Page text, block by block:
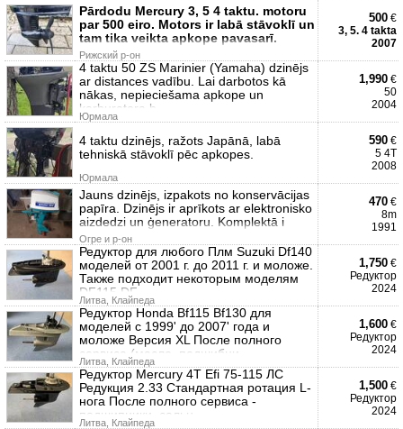
Pārdodu Mercury 3, 5 4 taktu. motoru
par 500 eiro. Motors ir labā stāvoklī un
tam tika veikta apkope pavasarī.
Рижский р-он
500 €
3, 5. 4 takta
2007
4 taktu 50 ZS Marinier (Yamaha) dzinējs
ar distances vadību. Lai darbotos kā
nākas, nepieciešama apkope un
karburatora b
Юрмала
1,990 €
50
2004
4 taktu dzinējs, ražots Japānā, labā
tehniskā stāvoklī pēc apkopes.
Юрмала
590 €
5 4T
2008
Jauns dzinējs, izpakots no konservācijas
papīra. Dzinējs ir aprīkots ar elektronisko
aizdedzi un ģeneratoru. Komplektā i
Огре и р-он
470 €
8m
1991
Редуктор для любого Плм Suzuki Df140
моделей от 2001 г. до 2011 г. и моложе.
Также подходит некоторым моделям
DF115 DF
Литва, Клайпеда
1,750 €
Редуктор
2024
Редуктор Honda Bf115 Bf130 для
моделей с 1999' до 2007' года и
моложе Версия ХL После полного
сервиса (масло, подшибни
Литва, Клайпеда
1,600 €
Редуктор
2024
Редуктор Mercury 4T Efi 75-115 ЛС
Редукция 2.33 Стандартная ротация L-
нога После полного сервиса -
подшипники, сальн
Литва, Клайпеда
1,500 €
Редуктор
2024